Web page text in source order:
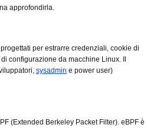
approfondirla.
per estrarre credenziali, cookie di
di configurazione da macchine Linux. Il
sysadmin e power user)
(Extended Berkeley Packet Filter). eBPF è